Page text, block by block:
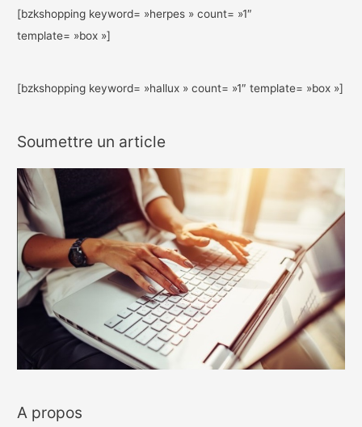
[bzkshopping keyword= »herpes » count= »1″
template= »box »]
[bzkshopping keyword= »hallux » count= »1″ template= »box »]
Soumettre un article
A propos